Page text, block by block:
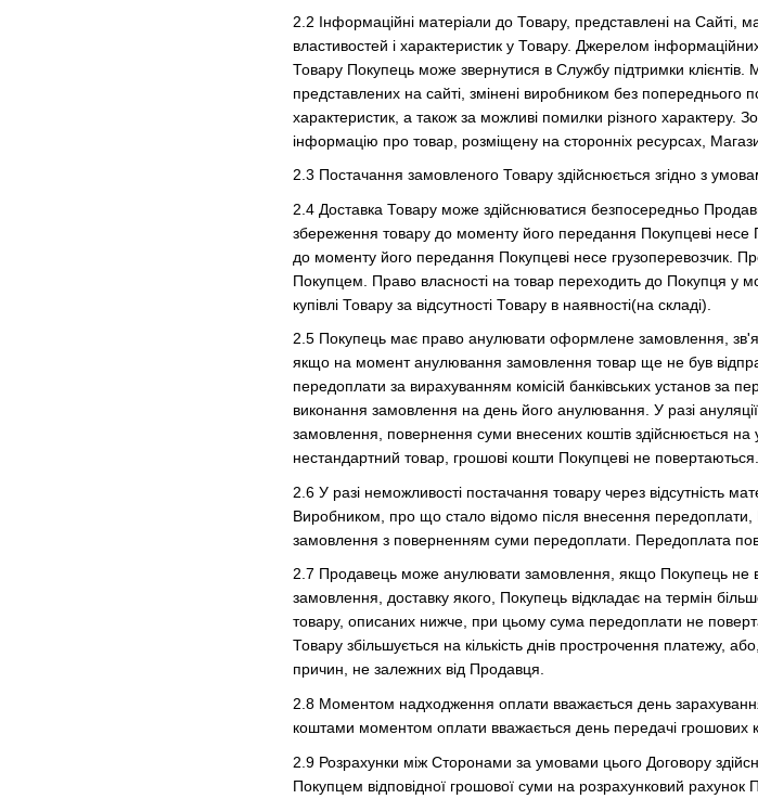
2. 2 Інформаційні матеріали до Товару, представлені на Сайті,
властивостей і характеристик у Товару. Джерелом
Товару Покупець може звернутися в Службу підтримки клієнтів.
представлених на сайті, змінені виробником без попереднього
характеристик, а також за можливі помилки різного характеру.
інформацію про товар, розміщену на сторонніх ресурсах,
2.3 Постачання замовленого Товару здійснюється згідно з
2.4 Доставка Товару може здійснюватися безпосередньо
збереження товару до моменту його передання Покупцеві несе
до моменту його передання Покупцеві несе грузоперевозчик.
Покупцем. Право власності на товар переходить до Покупця у
купівлі Товару за відсутності Товару в наявності(на складі).
2.5 Покупець має право анулювати оформлене замовлення,
якщо на момент анулювання замовлення товар ще не був
передоплати за вирахуванням комісій банківських установ за
виконання замовлення на день його анулювання. У разі
замовлення, повернення суми внесених коштів здійснюється
нестандартний товар, грошові кошти Покупцеві не повертаються.
2.6 У разі неможливості постачання товару через відсутність
Виробником, про що стало відомо після внесення
замовлення з поверненням суми передоплати. Передоплата
2.7 Продавець може анулювати замовлення, якщо Покупець не
замовлення, доставку якого, Покупець відкладає на термін
товару, описаних нижче, при цьому сума передоплати не
Товару збільшується на кількість днів прострочення платежу,
причин, не залежних від Продавця.
2.8 Моментом надходження оплати вважається день
коштами моментом оплати вважається день передачі грошових
2.9 Розрахунки між Сторонами за умовами цього Договору
Покупцем відповідної грошової суми на розрахунковий рахунок